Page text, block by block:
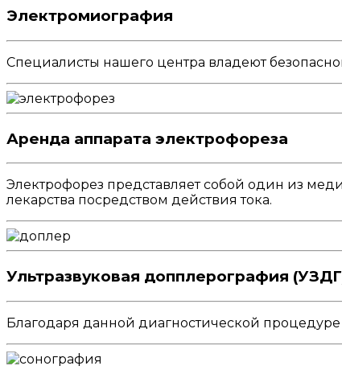
Электромиография
Специалисты нашего центра владеют
Аренда аппарата электрофореза
Электрофорез представляет собой один из
лекарства посредством действия тока.
Ультразвуковая допплерография
Благодаря данной диагностической